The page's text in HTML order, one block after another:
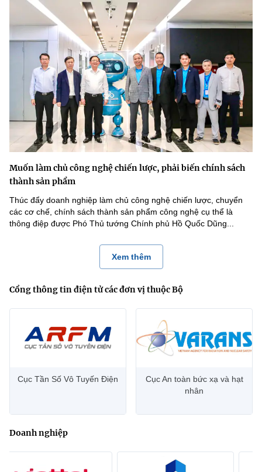
Muốn làm chủ công nghệ chiến lược, phải biến chính sách
thành sản phẩm
Thúc đẩy doanh nghiệp làm chủ công nghệ chiến lược, chuyển
các cơ chế, chính sách thành sản phẩm công nghệ cụ thể là
thông điệp được Phó Thủ tướng Chính phủ Hồ Quốc Dũng...
Xem thêm
Cổng thông tin điện tử các đơn vị thuộc Bộ
Cục Tần Số Vô Tuyến Điện
Cục An toàn bức xạ và hạt
nhân
Doanh nghiệp